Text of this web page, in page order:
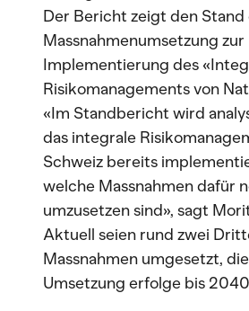
Der Bericht zeigt den Stand
Massnahmenumsetzung zur
Implementierung des
Risikomanagements von
«Im Standbericht wird
das integrale
Schweiz bereits
welche Massnahmen dafür
umzusetzen sind», sagt
Aktuell seien rund zwei
Massnahmen umgesetzt,
Umsetzung erfolge bis